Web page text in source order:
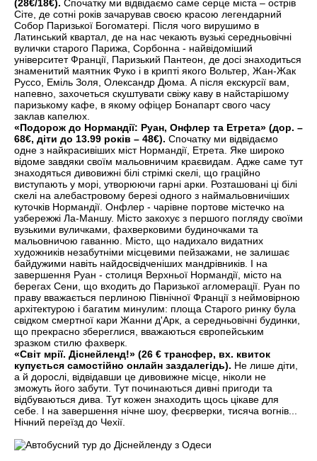
(28€/18€). Спочатку ми відвідаємо саме серце міста – острів
Сіте, де сотні років зачарував своєю красою легендарний
Собор Паризької Богоматері. Після чого вирушимо в
Латинський квартал, де на нас чекають вузькі середньовічні
вулички старого Парижа, Сорбонна - найвідоміший
університет Франції, Паризький Пантеон, де досі знаходиться
знаменитий маятник Фуко і в крипті якого Вольтер, Жан-Жак
Руссо, Еміль Золя, Олександр Дюма. А після екскурсії вам,
напевно, захочеться скуштувати свіжу каву в найстарішому
паризькому кафе, в якому офіцер Бонапарт свого часу
заклав капелюх.
«Подорож до Нормандії: Руан, Онфлер та Етрета» (дор. –
68€, діти до 13.99 років – 48€). Спочатку ми відвідаємо
одне з найкрасивіших міст Нормандії, Етрета. Яке широко
відоме завдяки своїм мальовничим краєвидам. Адже саме тут
знаходяться дивовижні білі стрімкі скелі, що граційно
виступають у морі, утворюючи гарні арки. Розташовані ці білі
скелі на алебастровому березі одного з наймальовничіших
куточків Нормандії. Онфлер - чарівне портове містечко на
узбережжі Ла-Маншу. Місто закохує з першого погляду своїми
вузькими вуличками, фахверковими будиночками та
мальовничою гаванню. Місто, що надихало видатних
художників незабутніми місцевими пейзажами, не залишає
байдужими навіть найдосвідченіших мандрівників. І на
завершення Руан - столиця Верхньої Нормандії, місто на
берегах Сени, що входить до Паризької агломерації. Руан по
праву вважається перлиною Північної Франції з неймовірною
архітектурою і багатим минулим: площа Старого ринку була
свідком смертної кари Жанни д'Арк, а середньовічні будинки,
що прекрасно збереглися, вважаються європейським
зразком стилю фахверк.
«Світ мрії. Діснейленд!» (26 € трансфер, вх. квиток
купується самостійно онлайн заздалегідь). Не лише діти,
а й дорослі, відвідавши це дивовижне місце, ніколи не
зможуть його забути. Тут починаються дивні пригоди та
відбуваються дива. Тут кожен знаходить щось цікаве для
себе. І на завершення нічне шоу, феєрверки, тисяча вогнів...
Нічний переїзд до Чехії.